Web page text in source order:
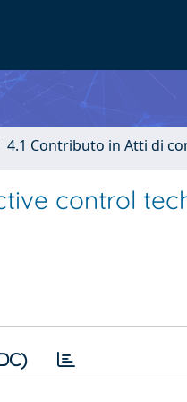
4.1 Contributo in Atti di
control